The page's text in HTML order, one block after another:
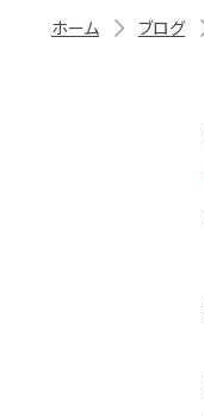
ホーム ブログ